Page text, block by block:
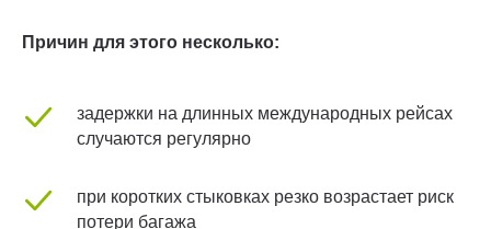
Причин для этого несколько:
задержки на длинных международных рейсах
случаются регулярно
при коротких стыковках резко возрастает риск
потери багажа